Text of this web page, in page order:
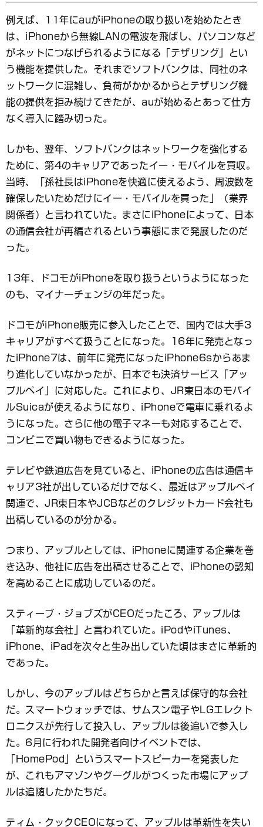
例えば、11年にauがiPhoneの取り扱いを始めたとき
は、iPhoneから無線LANの電波を飛ばし、パソコンなど
がネットにつなげられるようになる「テザリング」とい
う機能を提供した。それまでソフトバンクは、同社のネ
ットワークに混雑し、負荷がかかるからとテザリング機
能の提供を拒み続けてきたが、auが始めるとあって仕方
なく導入に踏み切った。
しかも、翌年、ソフトバンクはネットワークを強化する
ために、第4のキャリアであったイー・モバイルを買収。
当時、「孫社長はiPhoneを快適に使えるよう、周波数を
確保したいためだけにイー・モバイルを買った」（業界
関係者）と言われていた。まさにiPhoneによって、日本
の通信会社が再編されるという事態にまで発展したのだ
った。
13年、ドコモがiPhoneを取り扱うというようになった
のも、マイナーチェンジの年だった。
ドコモがiPhone販売に参入したことで、国内では大手3
キャリアがすべて扱うことになった。16年に発売となっ
たiPhone7は、前年に発売になったiPhone6sからあま
り進化していなかったが、日本でも決済サービス「アッ
プルペイ」に対応した。これにより、JR東日本のモバイ
ルSuicaが使えるようになり、iPhoneで電車に乗れるよ
うになった。さらに他の電子マネーも対応することで、
コンビニで買い物もできるようになった。
テレビや鉄道広告を見ていると、iPhoneの広告は通信キ
ャリア3社が出しているだけでなく、最近はアップルペイ
関連で、JR東日本やJCBなどのクレジットカード会社も
出稿しているのが分かる。
つまり、アップルとしては、iPhoneに関連する企業を巻
き込み、他社に広告を出稿させることで、iPhoneの認知
を高めることに成功しているのだ。
スティーブ・ジョブズがCEOだったころ、アップルは
「革新的な会社」と言われていた。iPodやiTunes、
iPhone、iPadを次々と生み出していた頃はまさに革新的
であった。
しかし、今のアップルはどちらかと言えば保守的な会社
だ。スマートウォッチでは、サムスン電子やLGエレクト
ロニクスが先行して投入し、アップルは後追いで参入し
た。6月に行われた開発者向けイベントでは、
「HomePod」というスマートスピーカーを発表した
が、これもアマゾンやグーグルがつくった市場にアップ
ルは追随したかたちだ。
ティム・クックCEOになって、アップルは革新性を失い